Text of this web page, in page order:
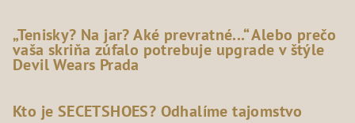
„Tenisky? Na jar? Aké prevratné...“ Alebo prečo
vaša skriňa zúfalo potrebuje upgrade v štýle
Devil Wears Prada
Kto je SECETSHOES? Odhalíme tajomstvo